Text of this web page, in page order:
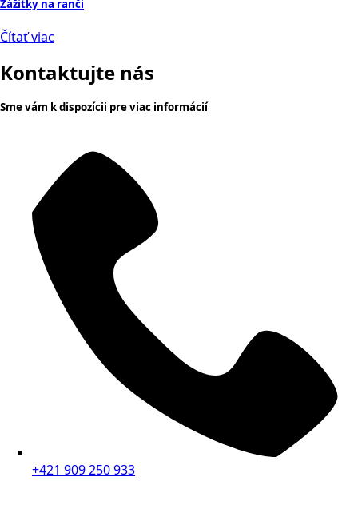
Zážitky na ranči
Čítať viac
Kontaktujte nás
Sme vám k dispozícii pre viac informácií
+421 909 250 933